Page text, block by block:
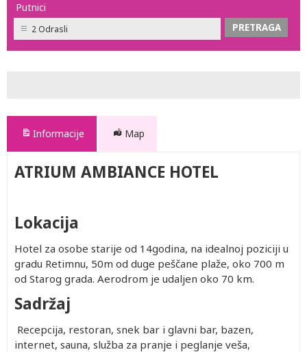
Putnici
2 Odrasli
Informacije Map
ATRIUM AMBIANCE HOTEL
Lokacija
Hotel za osobe starije od 14godina, na idealnoj poziciji u
gradu Retimnu, 50m od duge peščane plaže, oko 700 m
od Starog grada. Aerodrom je udaljen oko 70 km.
Sadržaj
Recepcija, restoran, snek bar i glavni bar, bazen,
internet, sauna, služba za pranje i peglanje veša,